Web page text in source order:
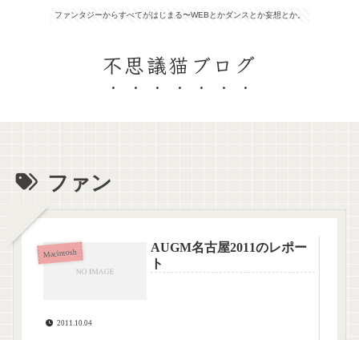
ファンタジーからすべてがはじまる〜WEBとかダンスとか妄想とか。
不思議猫ブログ
ファン
Macintosh
AUGM名古屋2011のレポー
ト
2011.10.04